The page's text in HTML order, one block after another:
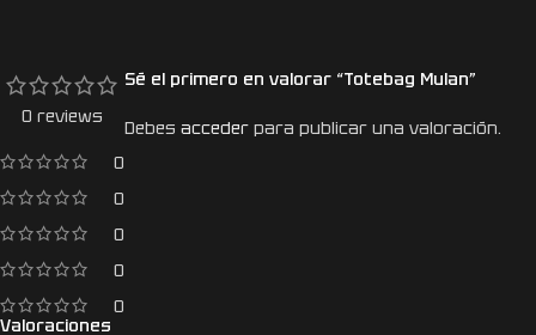
0 reviews
0
0
0
0
0
Valoraciones
Sé el primero en valorar “Totebag Mulan”
Debes acceder para publicar una valoración.